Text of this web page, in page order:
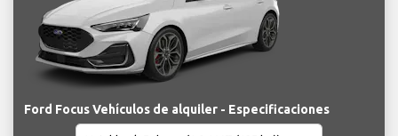
Ford Focus Vehículos de alquiler - Especificaciones